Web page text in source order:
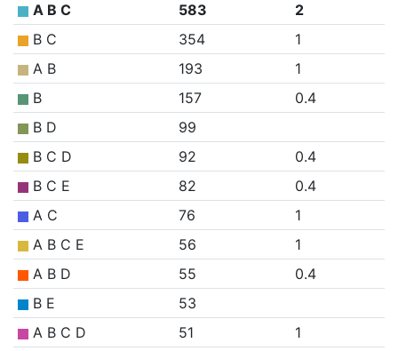
A B C
583
2
B C
354
1
A B
193
1
B
157
0.4
B D
99
B C D
92
0.4
B C E
82
0.4
A C
76
1
A B C E
56
1
A B D
55
0.4
B E
53
A B C D
51
1